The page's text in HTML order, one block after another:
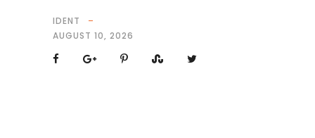
IDENT
AUGUST 10, 2026